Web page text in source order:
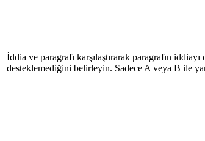
İddia ve paragrafı karşılaştırarak paragrafın iddiayı
desteklemediğini belirleyin. Sadece A veya B ile